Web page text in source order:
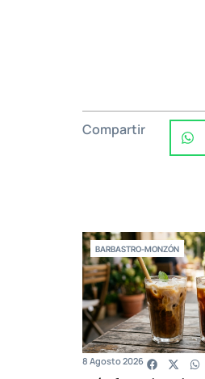
Compartir
BARBASTRO-MONZÓN
8 Agosto 2026